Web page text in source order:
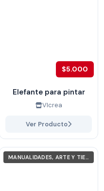
$5.000
Elefante para pintar
VIcrea
Ver Producto
MANUALIDADES, ARTE Y TIEMPO LIBRE